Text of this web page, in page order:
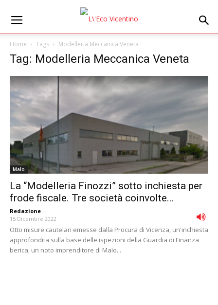
Home Tags Modelleria Meccanica Veneta
Tag: Modelleria Meccanica Veneta
Malo
La “Modelleria Finozzi” sotto inchiesta per
frode fiscale. Tre società coinvolte...
Redazione -
15 Dicembre 2022
Otto misure cautelari emesse dalla Procura di Vicenza, un'inchiesta
approfondita sulla base delle ispezioni della Guardia di Finanza
berica, un noto imprenditore di Malo...